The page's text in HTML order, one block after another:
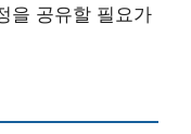
을 공유할 필요가